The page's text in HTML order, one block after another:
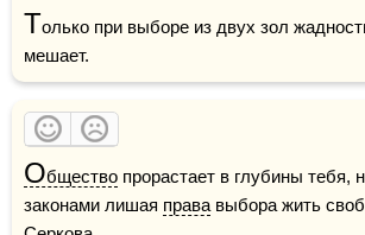
Только при выборе из двух зол
мешает.
Общество прорастает в глубины тебя,
законами лишая права выбора жить